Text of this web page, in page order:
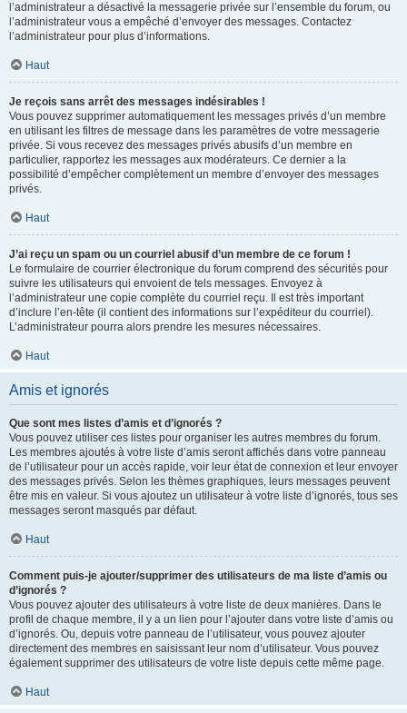
l’administrateur a désactivé la messagerie privée sur l’ensemble du forum, ou
l’administrateur vous a empêché d’envoyer des messages. Contactez
l’administrateur pour plus d’informations.
Haut
Je reçois sans arrêt des messages indésirables !
Vous pouvez supprimer automatiquement les messages privés d’un membre
en utilisant les filtres de message dans les paramètres de votre messagerie
privée. Si vous recevez des messages privés abusifs d’un membre en
particulier, rapportez les messages aux modérateurs. Ce dernier a la
possibilité d’empêcher complètement un membre d’envoyer des messages
privés.
Haut
J’ai reçu un spam ou un courriel abusif d’un membre de ce forum !
Le formulaire de courrier électronique du forum comprend des sécurités pour
suivre les utilisateurs qui envoient de tels messages. Envoyez à
l’administrateur une copie complète du courriel reçu. Il est très important
d’inclure l’en-tête (il contient des informations sur l’expéditeur du courriel).
L’administrateur pourra alors prendre les mesures nécessaires.
Haut
Amis et ignorés
Que sont mes listes d’amis et d’ignorés ?
Vous pouvez utiliser ces listes pour organiser les autres membres du forum.
Les membres ajoutés à votre liste d’amis seront affichés dans votre panneau
de l’utilisateur pour un accès rapide, voir leur état de connexion et leur envoyer
des messages privés. Selon les thèmes graphiques, leurs messages peuvent
être mis en valeur. Si vous ajoutez un utilisateur à votre liste d’ignorés, tous ses
messages seront masqués par défaut.
Haut
Comment puis-je ajouter/supprimer des utilisateurs de ma liste d’amis ou
d’ignorés ?
Vous pouvez ajouter des utilisateurs à votre liste de deux manières. Dans le
profil de chaque membre, il y a un lien pour l’ajouter dans votre liste d’amis ou
d’ignorés. Ou, depuis votre panneau de l’utilisateur, vous pouvez ajouter
directement des membres en saisissant leur nom d’utilisateur. Vous pouvez
également supprimer des utilisateurs de votre liste depuis cette même page.
Haut